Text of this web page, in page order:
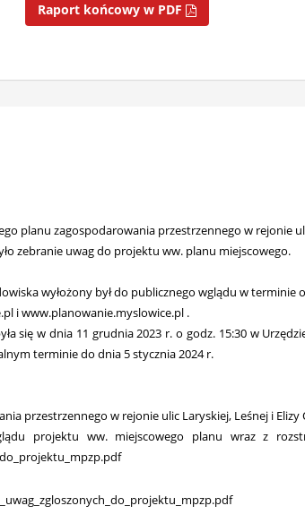
Raport końcowy w PDF
planu zagospodarowania przestrzennego w rejonie
zebranie uwag do projektu ww. planu miejscowego.
wyłożony był do publicznego wglądu w terminie
i www.planowanie.myslowice.pl .
się w dnia 11 grudnia 2023 r. o godz. 15:30 w
terminie do dnia 5 stycznia 2024 r.
przestrzennego w rejonie ulic Laryskiej, Leśnej i Elizy
projektu ww. miejscowego planu wraz z